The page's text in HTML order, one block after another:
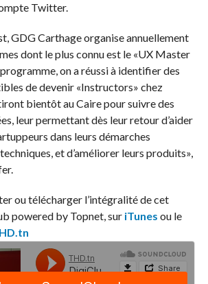
Twitter.
GDG Carthage organise annuellement
dont le plus connu est le «UX Master
on a réussi à identifier des
de devenir «Instructors» chez
bientôt au Caire pour suivre des
leur permettant dès leur retour d’aider
dans leurs démarches
et d’améliorer leurs produits»,
ou télécharger l’intégralité de cet
powered by Topnet, sur iTunes ou le